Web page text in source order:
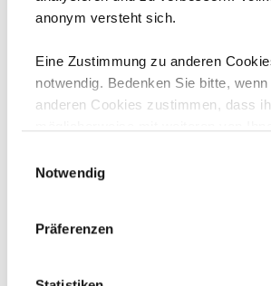
anonym versteht sich.
Eine Zustimmung zu anderen
notwendig. Bedenken Sie bitte,
anderen Cookies zustimmen, dass
Werbezwecke, Personalisierung, etc.
Notwendig
Präferenzen
Aktuelles in 2024
Februar
April
Juni